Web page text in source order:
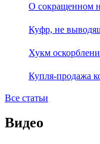
О сокращенном
Куфр, не
Хукм
Купля-продажа
Все статьи
Видео